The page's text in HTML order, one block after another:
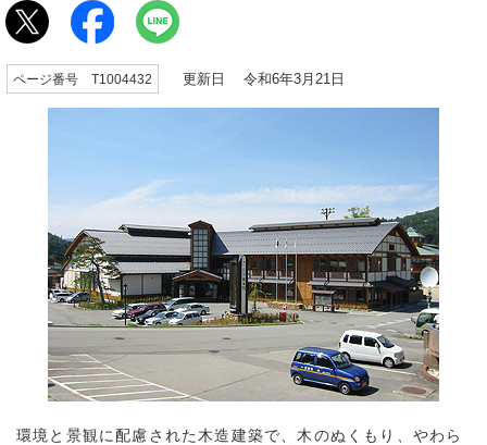
ページ番号 T1004432 更新日 令和6年3月21日
環境と景観に配慮された木造建築で、木のぬくもり、やわら